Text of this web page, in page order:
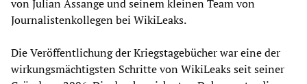
von Julian Assange und seinem kleinen Team von
Journalistenkollegen bei WikiLeaks.
Die Veröffentlichung der Kriegstagebücher war eine der
wirkungsmächtigsten Schritte von WikiLeaks seit seiner